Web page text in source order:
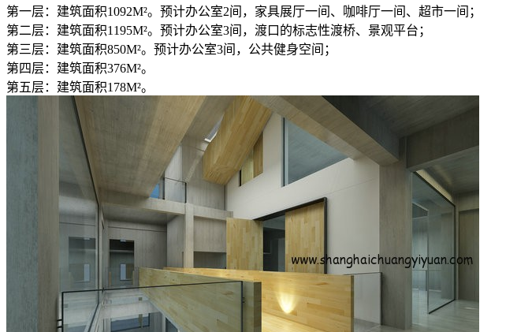
第一层：建筑面积1092M²。预计办公室2间，家具展厅一间、咖啡厅一间、超市一间；
第二层：建筑面积1195M²。预计办公室3间，渡口的标志性渡桥、景观平台；
第三层：建筑面积850M²。预计办公室3间，公共健身空间；
第四层：建筑面积376M²。
第五层：建筑面积178M²。